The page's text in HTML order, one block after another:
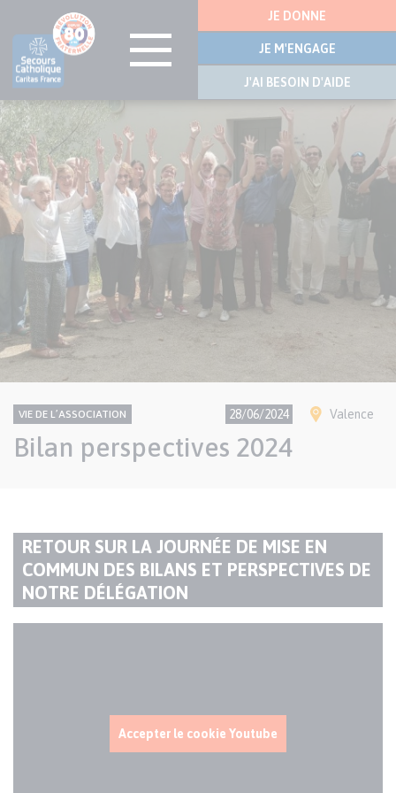
Aller
au
contenu
principal
latérale
JE DONNE
JE M'ENGAGE
J'AI BESOIN D'AIDE
Visuel
principal
de
l’article
CONTENU
NATIONAL
Thème
VIE DE L’ASSOCIATION 28/06/2024 Ville(s)
Valence
Bilan perspectives 2024
de
contenu
TITRE
DU
PARAGRAPHE
RETOUR SUR LA JOURNÉE DE MISE EN
COMMUN DES BILANS ET PERSPECTIVES DE
NOTRE DÉLÉGATION
Accepter le cookie Youtube